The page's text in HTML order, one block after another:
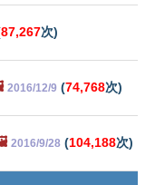
87,267次)
2016/12/9 (74,768次)
2016/9/28 (104,188次)